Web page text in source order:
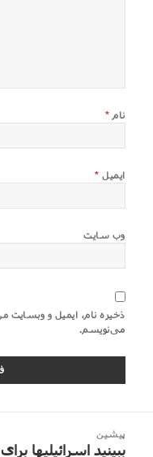
نام *
ایمیل *
وب‌ سایت
ذخیره نام، ایمیل و وبسایت
می‌نویسم.
نوشته
پیشین
نوشته
ببینید اسرائیلیها